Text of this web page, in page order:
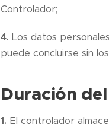
Controlador;
4. Los datos
puede concluirse sin
Duración
1. El controlador